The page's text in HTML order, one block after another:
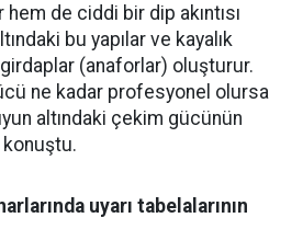
de ciddi bir dip akıntısı
bu yapılar ve kayalık
(anaforlar) oluşturur.
ne kadar profesyonel olursa
altındaki çekim gücünün
konuştu.
uyarı tabelalarının